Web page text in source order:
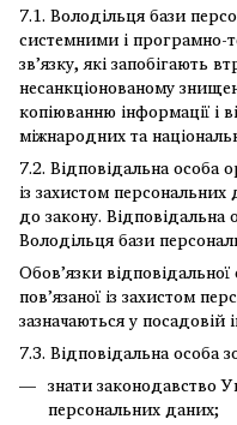
7.1. Володільця бази
системними і програмно-
зв’язку, які запобігають
несанкціонованому
копіюванню інформації і
міжнародних та
7.2. Відповідальна особа
із захистом
до закону. Відповідальна
Володільця бази
Обов’язки
пов’язаної із захистом
зазначаються у посадовій
7.3. Відповідальна особа
знати законодавство
персональних даних;